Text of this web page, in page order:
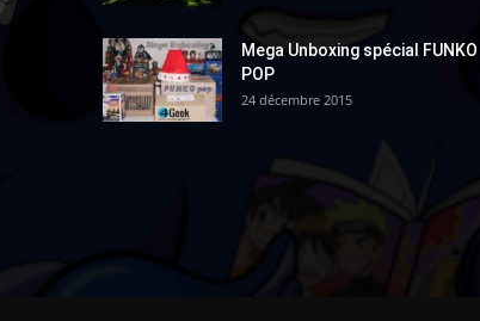
Mega Unboxing spécial FUNKO
POP
24 décembre 2015